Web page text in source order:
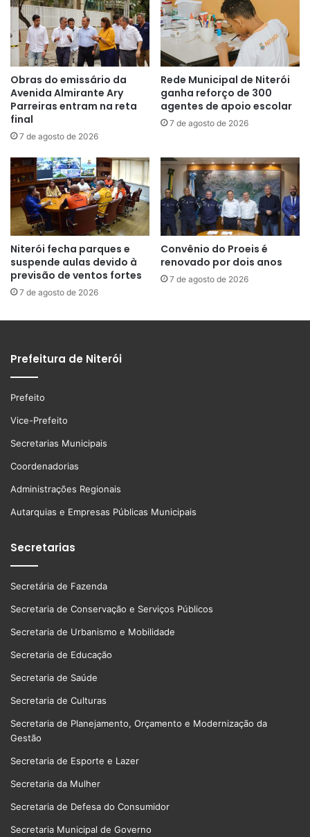
Obras do emissário da
Avenida Almirante Ary
Parreiras entram na reta
final
7 de agosto de 2026
Rede Municipal de Niterói
ganha reforço de 300
agentes de apoio escolar
7 de agosto de 2026
Niterói fecha parques e
suspende aulas devido à
previsão de ventos fortes
7 de agosto de 2026
Convênio do Proeis é
renovado por dois anos
7 de agosto de 2026
Prefeitura de Niterói
Prefeito
Vice-Prefeito
Secretarias Municipais
Coordenadorias
Administrações Regionais
Autarquias e Empresas Públicas Municipais
Secretarias
Secretária de Fazenda
Secretaria de Conservação e Serviços Públicos
Secretaria de Urbanismo e Mobilidade
Secretaria de Educação
Secretaria de Saúde
Secretaria de Culturas
Secretaria de Planejamento, Orçamento e Modernização da
Gestão
Secretaria de Esporte e Lazer
Secretaria da Mulher
Secretaria de Defesa do Consumidor
Secretaria Municipal de Governo